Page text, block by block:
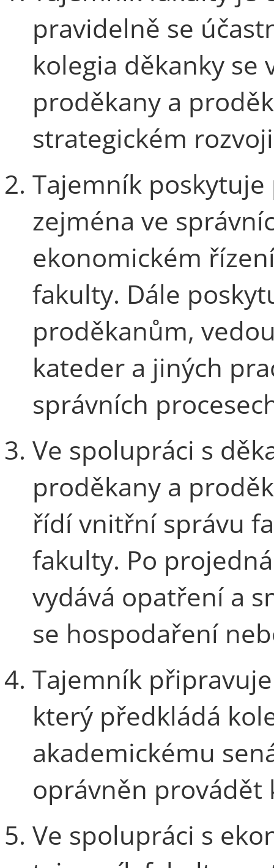
pravidelně se
kolegia děkanky se
proděkany a
strategickém
Tajemník
zejména ve
ekonomickém
fakulty. Dále
proděkanům,
kateder a jiných
správních
Ve spolupráci s
proděkany a
řídí vnitřní správu
fakulty. Po
vydává opatření a
se hospodaření
Tajemník
který předkládá
akademickému
oprávněn
Ve spolupráci s